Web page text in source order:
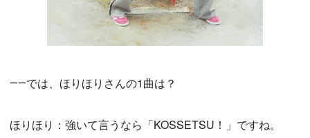
――では、ほりほりさんの1曲は？
ほりほり：強いて言うなら「KOSSETSU！」ですね。